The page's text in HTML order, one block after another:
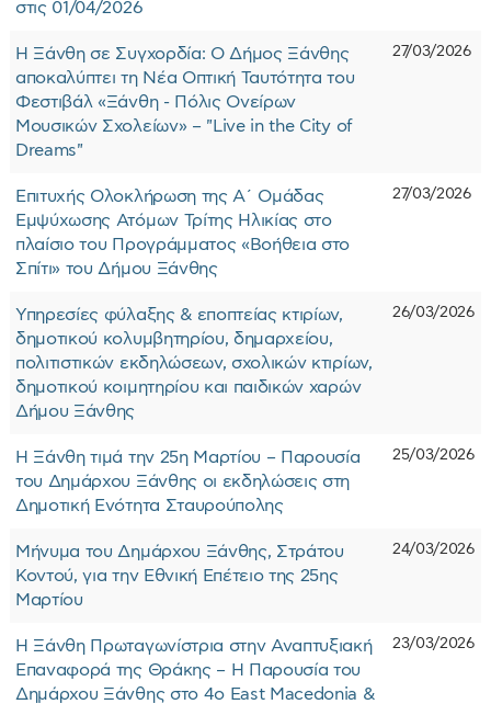
στις 01/04/2026
Η Ξάνθη σε Συγχορδία: O Δήμος Ξάνθης
αποκαλύπτει τη Νέα Οπτική Ταυτότητα του
Φεστιβάλ «Ξάνθη - Πόλις Ονείρων
Μουσικών Σχολείων» – "Live in the City of
Dreams"
27/03/2026
Επιτυχής Ολοκλήρωση της Α΄ Ομάδας
Εμψύχωσης Ατόμων Τρίτης Ηλικίας στο
πλαίσιο του Προγράμματος «Βοήθεια στο
Σπίτι» του Δήμου Ξάνθης
27/03/2026
Υπηρεσίες φύλαξης & εποπτείας κτιρίων,
δημοτικού κολυμβητηρίου, δημαρχείου,
πολιτιστικών εκδηλώσεων, σχολικών κτιρίων,
δημοτικού κοιμητηρίου και παιδικών χαρών
Δήμου Ξάνθης
26/03/2026
Η Ξάνθη τιμά την 25η Μαρτίου – Παρουσία
του Δημάρχου Ξάνθης οι εκδηλώσεις στη
Δημοτική Ενότητα Σταυρούπολης
25/03/2026
Μήνυμα του Δημάρχου Ξάνθης, Στράτου
Κοντού, για την Εθνική Επέτειο της 25ης
Μαρτίου
24/03/2026
Η Ξάνθη Πρωταγωνίστρια στην Αναπτυξιακή
Επαναφορά της Θράκης – Η Παρουσία του
Δημάρχου Ξάνθης στο 4ο East Macedonia &
23/03/2026